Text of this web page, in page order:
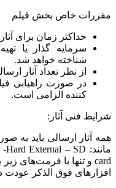
مقررات خاص بخش فیلم
حداکثر زمان برای آثار ۳۰ دقیقه است.
سرمایه گذار یا
شناخته خواهد شد.
از نظر تعداد آثار
در صورت راهیابی
کننده الزامی است.
شرایط فنی آثار:
همه آثار ارسالی باید به
مانند: Hard External – SD
card و تنها با فرمت‌های
افزارهای فوق الذکر